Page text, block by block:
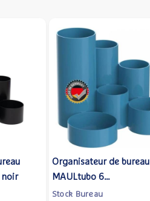
noir
Organisateur de bureau
MAULtubo 6
Compartiments Bleu
Stock Bureau